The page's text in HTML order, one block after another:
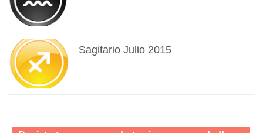
Sagitario Julio 2015